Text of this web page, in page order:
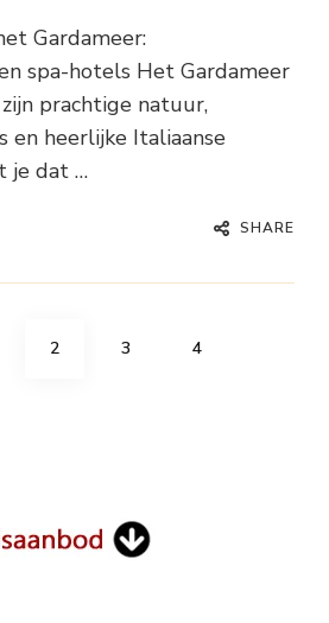
Gardameer:
spa-hotels Het Gardameer
prachtige natuur,
en heerlijke Italiaanse
je dat …
SHARE
PAGE
2 PAGE
3 PAGE
4